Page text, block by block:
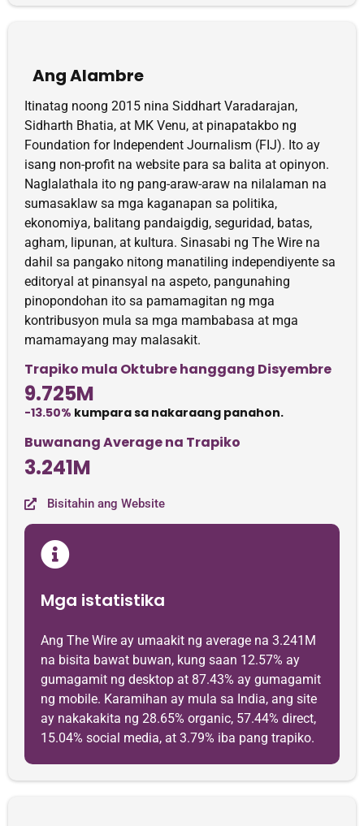
Ang Alambre
Itinatag noong 2015 nina Siddhart Varadarajan,
Sidharth Bhatia, at MK Venu, at pinapatakbo ng
Foundation for Independent Journalism (FIJ). Ito ay
isang non-profit na website para sa balita at opinyon.
Naglalathala ito ng pang-araw-araw na nilalaman na
sumasaklaw sa mga kaganapan sa politika,
ekonomiya, balitang pandaigdig, seguridad, batas,
agham, lipunan, at kultura. Sinasabi ng The Wire na
dahil sa pangako nitong manatiling independiyente sa
editoryal at pinansyal na aspeto, pangunahing
pinopondohan ito sa pamamagitan ng mga
kontribusyon mula sa mga mambabasa at mga
mamamayang may malasakit.
Trapiko mula Oktubre hanggang Disyembre
9.725M
-13.50% kumpara sa nakaraang panahon.
Buwanang Average na Trapiko
3.241M
Bisitahin ang Website
Mga istatistika
Ang The Wire ay umaakit ng average na 3.241M
na bisita bawat buwan, kung saan 12.57% ay
gumagamit ng desktop at 87.43% ay gumagamit
ng mobile. Karamihan ay mula sa India, ang site
ay nakakakita ng 28.65% organic, 57.44% direct,
15.04% social media, at 3.79% iba pang trapiko.